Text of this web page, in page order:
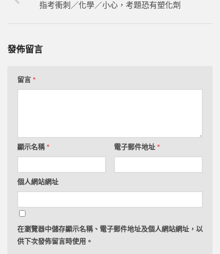
指考衝刺／化學／小心，考題恐有塑化劑
發佈留言
留言 *
顯示名稱* 電子郵件地址 *
個人網站網址
在瀏覽器中儲存顯示名稱、電子郵件地址及個人網站網址，以
供下次發佈留言時使用。